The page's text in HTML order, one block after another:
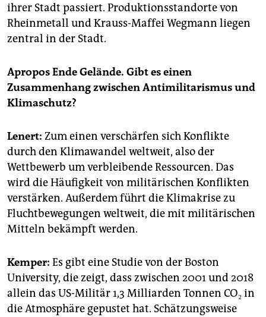
ihrer Stadt passiert. Produktionsstandorte von
Rheinmetall und Krauss-Maffei Wegmann liegen
zentral in der Stadt.
Apropos Ende Gelände. Gibt es einen
Zusammenhang zwischen Antimilitarismus und
Klimaschutz?
Lenert: Zum einen verschärfen sich Konflikte
durch den Klimawandel weltweit, also der
Wettbewerb um verbleibende Ressourcen. Das
wird die Häufigkeit von militärischen Konflikten
verstärken. Außerdem führt die Klimakrise zu
Fluchtbewegungen weltweit, die mit militärischen
Mitteln bekämpft werden.
Kemper: Es gibt eine Studie von der Boston
University, die zeigt, dass zwischen 2001 und 2018
allein das US-Militär 1,3 Milliarden Tonnen CO₂ in
die Atmosphäre gepustet hat. Schätzungsweise